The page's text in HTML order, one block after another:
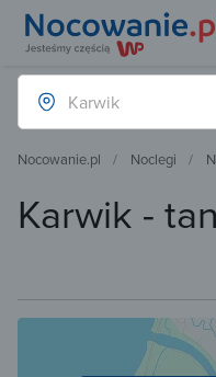
Nocowanie.pl Noclegi
Karwik -